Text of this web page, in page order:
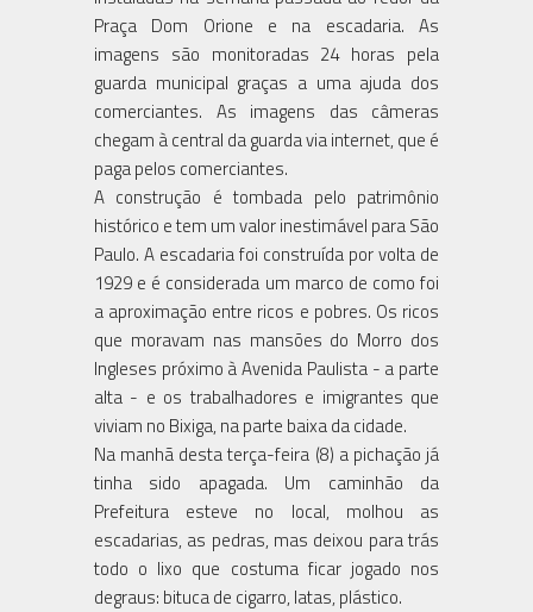
Praça Dom Orione e na escadaria. As
imagens são monitoradas 24 horas pela
guarda municipal graças a uma ajuda dos
comerciantes. As imagens das câmeras
chegam à central da guarda via internet, que é
paga pelos comerciantes.
A construção é tombada pelo patrimônio
histórico e tem um valor inestimável para São
Paulo. A escadaria foi construída por volta de
1929 e é considerada um marco de como foi
a aproximação entre ricos e pobres. Os ricos
que moravam nas mansões do Morro dos
Ingleses próximo à Avenida Paulista - a parte
alta - e os trabalhadores e imigrantes que
viviam no Bixiga, na parte baixa da cidade.
Na manhã desta terça-feira (8) a pichação já
tinha sido apagada. Um caminhão da
Prefeitura esteve no local, molhou as
escadarias, as pedras, mas deixou para trás
todo o lixo que costuma ficar jogado nos
degraus: bituca de cigarro, latas, plástico.